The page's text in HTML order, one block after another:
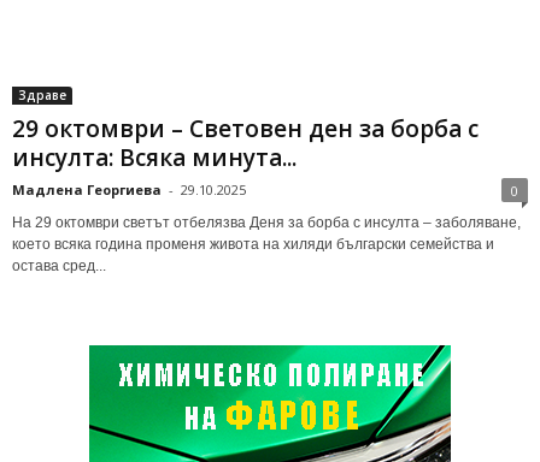
Здраве
29 октомври – Световен ден за борба с
инсулта: Всяка минута...
Мадлена Георгиева - 29.10.2025 0
На 29 октомври светът отбелязва Деня за борба с инсулта – заболяване,
което всяка година променя живота на хиляди български семейства и
остава сред...